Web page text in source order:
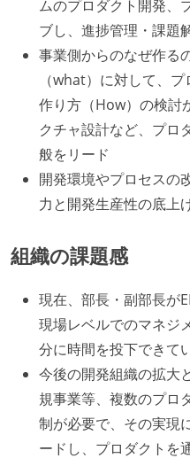
ムのプロダクト開発、
ブし、進捗管理・課題
事業側からのなぜ作る
（what）に対して、
作り方（How）の検討
クチャ設計など、プロ
般をリード
開発環境やプロセスの
力と開発生産性の底上
組織の課題感
現在、部長・副部長が
現場レベルでのマネジ
分に時間を投下できて
今後の開発組織の拡大
規事業等、複数のプロ
制が必要で、その実現
ードし、プロダクトを